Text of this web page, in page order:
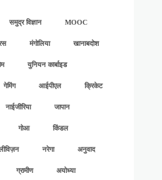
समुद्र विज्ञान MOOC
मंगोलिया खानाबदोश
युनियन कार्बाइड
गेमिंग आईपीएल क्रिकेट
नाईजीरिया जापान
गोआ किंडल
नरेगा अनुवाद
ग्रामीण अयोध्या